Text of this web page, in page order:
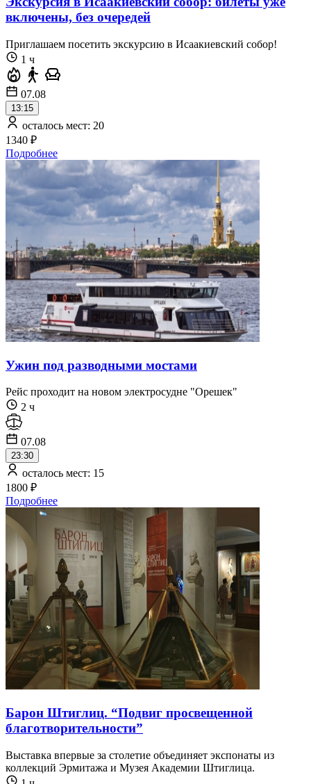
включены, без очередей
Приглашаем посетить экскурсию в Исаакиевский собор!
1 ч
07.08
13:15
осталось мест: 20
1340 ₽
Подробнее
Ужин под разводными мостами
Рейс проходит на новом электросудне "Орешек"
2 ч
07.08
23:30
осталось мест: 15
1800 ₽
Подробнее
Барон Штиглиц. “Подвиг просвещенной
благотворительности”
Выставка впервые за столетие объединяет экспонаты из
коллекций Эрмитажа и Музея Академии Штиглица.